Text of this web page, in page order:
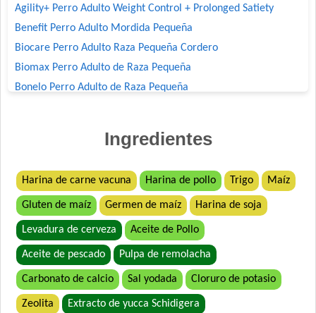
Agility+ Perro Adulto Weight Control + Prolonged Satiety
Benefit Perro Adulto Mordida Pequeña
Biocare Perro Adulto Raza Pequeña Cordero
Biomax Perro Adulto de Raza Pequeña
Bonelo Perro Adulto de Raza Pequeña
Cari Amici Perro Adulto de Raza Pequeña Sabor Carne, Pollo y
Arroz
Company Perro Adulto
Deleita Perro Adulto de Raza Pequeña
Deleita Super Premium Perro Adulto Mordida Pequeña
Dog Chow Perro Adulto Mini
Dog Selection Criadores Adulto Raza Pequeña
Ingredientes
Harina de carne vacuna Harina de pollo Trigo Maíz
Gluten de maíz Germen de maíz Harina de soja
Levadura de cerveza Aceite de Pollo
Aceite de pescado Pulpa de remolacha
Carbonato de calcio Sal yodada Cloruro de potasio
Zeolita Extracto de yucca Schidigera